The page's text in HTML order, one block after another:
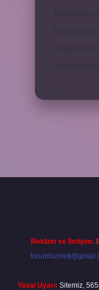
Reklam ve İletişim:
Yasal Uyarı: Sitemiz,